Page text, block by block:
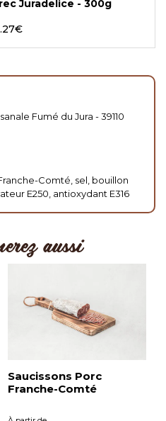
Juradelice - 300g
€
Fumé du Jura - 39110
Comté, sel, bouillon
E250, antioxydant E316
aussi
Saucissons Porc
Franche-Comté